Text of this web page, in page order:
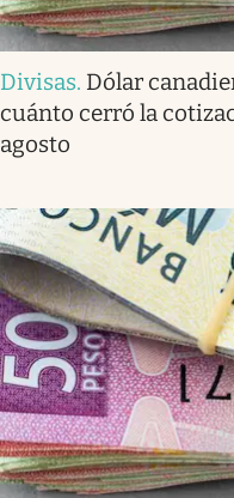
Divisas. Dólar
cuánto cerró la
agosto